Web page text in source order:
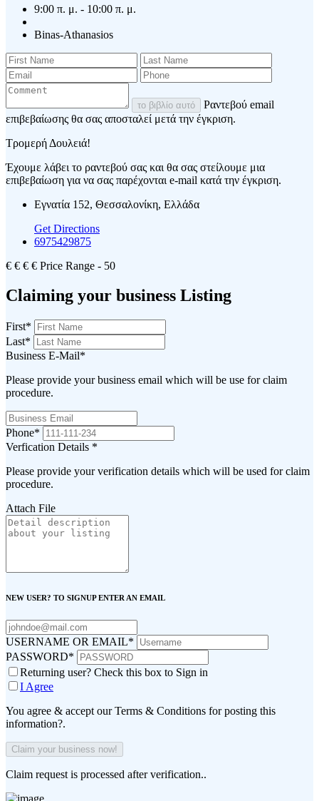
9:00 π. μ. - 10:00 π. μ.
Binas-Athanasios
το βιβλίο αυτό
Ραντεβού email
επιβεβαίωσης θα σας αποσταλεί μετά την έγκριση.
Τρομερή Δουλειά!
Έχουμε λάβει το ραντεβού σας και θα σας στείλουμε μια
επιβεβαίωση για να σας παρέχονται e-mail κατά την έγκριση.
Εγνατία 152, Θεσσαλονίκη, Ελλάδα
Get Directions
6975429875
€ € € € Price Range - 50
Claiming your business Listing
First*
Last*
Business E-Mail*
Please provide your business email which will be use for claim
procedure.
Phone*
Verfication Details *
Please provide your verification details which will be used for claim
procedure.
Attach File
NEW USER? TO SIGNUP ENTER AN EMAIL
USERNAME OR EMAIL*
PASSWORD*
Returning user? Check this box to Sign in
I Agree
You agree & accept our Terms & Conditions for posting this
information?.
Claim request is processed after verification..